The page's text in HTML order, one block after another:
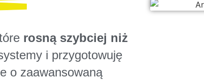
rosną szybciej niż
i przygotowuję
o zaawansowaną